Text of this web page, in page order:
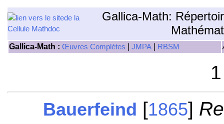
Gallica-Math:
Gallica-Math : Œuvres Complètes JMPA RBSM
Bauerfeind [1865]